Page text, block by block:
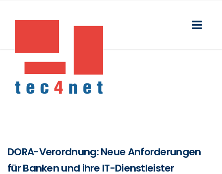
DORA-Verordnung: Neue Anforderungen
für Banken und ihre IT-Dienstleister